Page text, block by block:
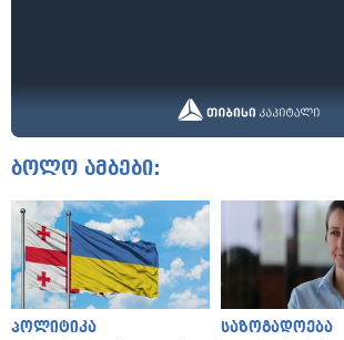
ბოლო ამბები:
პოლიტიკა საზოგადოება